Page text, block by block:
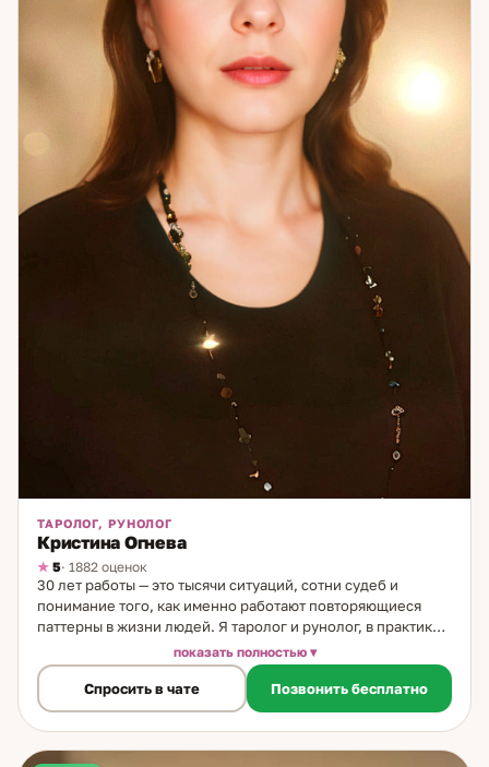
ТАРОЛОГ, РУНОЛОГ
Кристина Огнева
5· 1882 оценок
30 лет работы — это тысячи ситуаций, сотни судеб и
понимание того, как именно работают повторяющиеся
паттерны в жизни людей. Я таролог и рунолог, в практике
30 лет. Работаю с любой колодой Таро и оракулов,
прогнозирую на рунах, использую уникальные авторские
методы — бобах, соли, воске, огне и старинных книгах.
Каждый инструмент — под конкретную задачу.
Принципиальное отличие: не останавливаюсь на
прогнозе. Каждая консультация завершается
показать полностью
Спросить в чате Позвонить бесплатно